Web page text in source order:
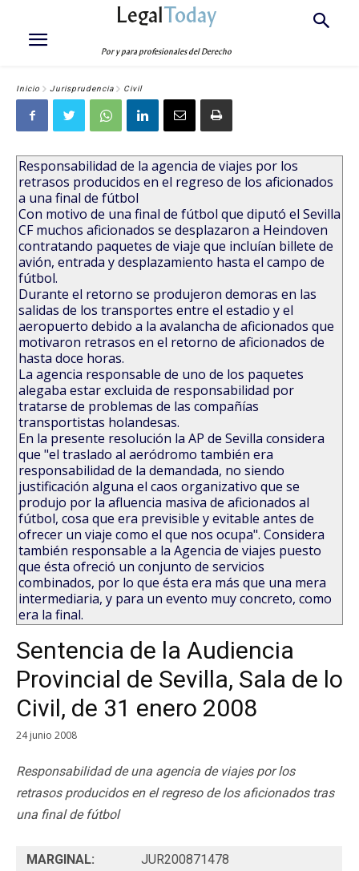
LegalToday
Por y para profesionales del Derecho
Inicio Jurisprudencia Civil
Responsabilidad de la agencia de viajes por los
retrasos producidos en el regreso de los aficionados
a una final de fútbol
Con motivo de una final de fútbol que diputó el Sevilla
CF muchos aficionados se desplazaron a Heindoven
contratando paquetes de viaje que incluían billete de
avión, entrada y desplazamiento hasta el campo de
fútbol.
Durante el retorno se produjeron demoras en las
salidas de los transportes entre el estadio y el
aeropuerto debido a la avalancha de aficionados que
motivaron retrasos en el retorno de aficionados de
hasta doce horas.
La agencia responsable de uno de los paquetes
alegaba estar excluida de responsabilidad por
tratarse de problemas de las compañías
transportistas holandesas.
En la presente resolución la AP de Sevilla considera
que "el traslado al aeródromo también era
responsabilidad de la demandada, no siendo
justificación alguna el caos organizativo que se
produjo por la afluencia masiva de aficionados al
fútbol, cosa que era previsible y evitable antes de
ofrecer un viaje como el que nos ocupa". Considera
también responsable a la Agencia de viajes puesto
que ésta ofreció un conjunto de servicios
combinados, por lo que ésta era más que una mera
intermediaria, y para un evento muy concreto, como
era la final.
Sentencia de la Audiencia
Provincial de Sevilla, Sala de lo
Civil, de 31 enero 2008
24 junio 2008
Responsabilidad de una agencia de viajes por los
retrasos producidos en el regreso de los aficionados tras
una final de fútbol
MARGINAL:
JUR200871478